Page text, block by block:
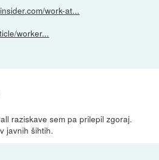
work-at...
worker...
raziskave sem pa prilepil zgoraj.
javnih šihtih.